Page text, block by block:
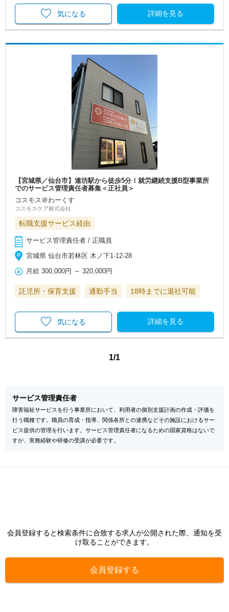
詳細を見る
気になる
【宮城県／仙台市】連坊駅から徒歩5分！就労継続支援B型事業所
でのサービス管理責任者募集＜正社員＞
コスモス＠わーくす
コスモスケア株式会社
転職支援サービス経由
サービス管理責任者 / 正職員
宮城県 仙台市若林区 木ノ下1-12-28
月給 300,000円 ～320,000円
託児所・保育支援 通勤手当 18時までに退社可能
詳細を見る
気になる
1/1
サービス管理責任者
障害福祉サービスを行う事業所において、利用者の個別支援計画の作成・評価を
行う職種です。職員の育成・指導、関係各所との連携などその施設におけるサー
ビス提供の管理を行います。サービス管理責任者になるための国家資格はないで
すが、実務経験や研修の受講が必要です。
会員登録すると検索条件に合致する求人が公開された際、通知を受
け取ることができます。
会員登録する